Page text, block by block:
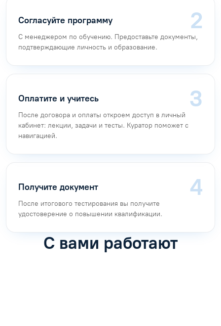
Согласуйте программу
С менеджером по обучению. Предоставьте документы,
подтверждающие личность и образование.
Оплатите и учитесь
После договора и оплаты откроем доступ в личный
кабинет: лекции, задачи и тесты. Куратор поможет с
навигацией.
Получите документ
После итогового тестирования вы получите
удостоверение о повышении квалификации.
С вами работают